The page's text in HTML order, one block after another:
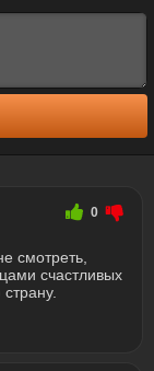
0
смотреть,
счастливых